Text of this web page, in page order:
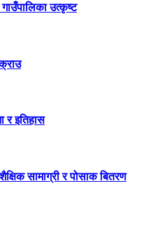
उत्कृष्ट
र इतिहास
सामाग्री र पोसाक बितरण